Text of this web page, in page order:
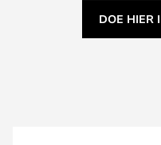
DOE HIER